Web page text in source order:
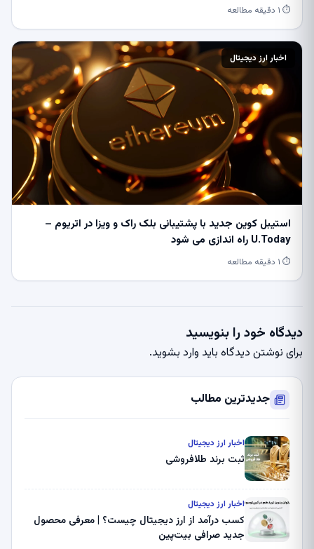
⏱ ۱ دقیقه مطالعه
اخبار ارز دیجیتال
استیبل کوین جدید با پشتیبانی بلک راک و ویزا در اتریوم –
U.Today راه اندازی می شود
⏱ ۱ دقیقه مطالعه
دیدگاه خود را بنویسید
برای نوشتن دیدگاه باید وارد بشوید.
جدیدترین مطالب
اخبار ارز دیجیتال
ثبت برند طلافروشی
اخبار ارز دیجیتال
کسب درآمد از ارز دیجیتال چیست؟ | معرفی محصول
جدید صرافی بیت‌پین